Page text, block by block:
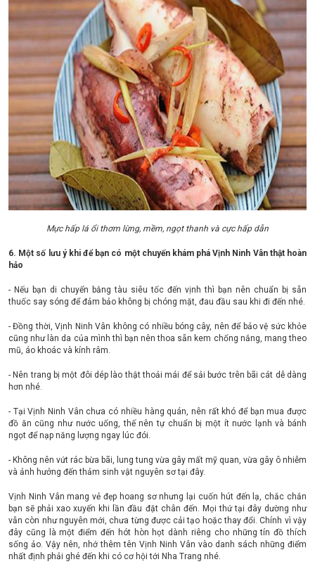
Mực hấp lá ổi thơm lừng, mềm, ngọt thanh và cực hấp dẫn
6. Một số lưu ý khi để bạn có một chuyến khám phá Vịnh Ninh Vân thật hoàn
hảo
- Nếu bạn di chuyển bằng tàu siêu tốc đến vịnh thì bạn nên chuẩn bị sẵn
thuốc say sóng để đảm bảo không bị chóng mặt, đau đầu sau khi đi đến nhé.
- Đồng thời, Vịnh Ninh Vân không có nhiều bóng cây, nên để bảo vệ sức khỏe
cũng như làn da của mình thì bạn nên thoa sẵn kem chống nắng, mang theo
mũ, áo khoác và kính râm.
- Nên trang bị một đôi dép lào thật thoải mái để sải bước trên bãi cát dễ dàng
hơn nhé.
- Tại Vịnh Ninh Vân chưa có nhiều hàng quán, nên rất khó để bạn mua được
đồ ăn cũng như nước uống, thế nên tự chuẩn bị một ít nước lạnh và bánh
ngọt để nạp năng lượng ngay lúc đói.
- Không nên vứt rác bừa bãi, lung tung vừa gây mất mỹ quan, vừa gây ô nhiễm
và ảnh hưởng đến thảm sinh vật nguyên sơ tại đây.
Vịnh Ninh Vân mang vẻ đẹp hoang sơ nhưng lại cuốn hút đến lạ, chắc chắn
bạn sẽ phải xao xuyến khi lần đầu đặt chân đến. Mọi thứ tại đây dường như
vẫn còn như nguyên mới, chưa từng được cải tạo hoặc thay đổi. Chính vì vậy
đây cũng là một điểm đến hót hòn họt dành riêng cho những tín đồ thích
sống ảo. Vậy nên, nhớ thêm tên Vịnh Ninh Vân vào danh sách những điểm
nhất định phải ghé đến khi có cơ hội tới Nha Trang nhé.